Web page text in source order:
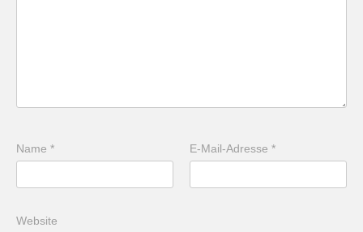
Name * E-Mail-Adresse*
Website